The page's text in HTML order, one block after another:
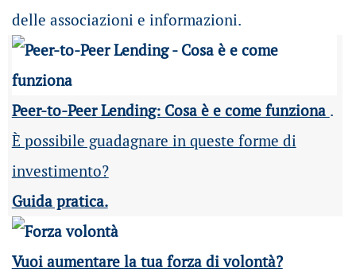
delle associazioni e informazioni.
Peer-to-Peer Lending: Cosa è e come funziona .
È possibile guadagnare in queste forme di
investimento?
Guida pratica.
Vuoi aumentare la tua forza di volontà?